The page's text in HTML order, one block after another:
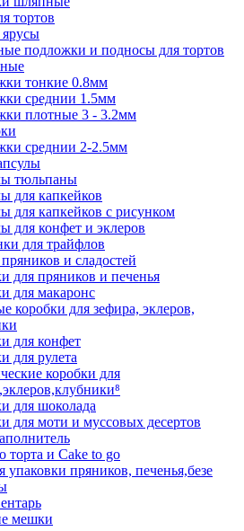
тортов
подложки и подносы для тортов
тонкие 0.8мм
среднии 1.5мм
плотные 3 - 3.2мм
среднии 2-2.5мм
тюльпаны
для капкейков
для капкейков с рисунком
для конфет и эклеров
для трайфлов
и сладостей
для пряников и печенья
для макаронс
коробки для зефира, эклеров,
для конфет
для рулета
коробки для
для шоколада
для моти и муссовых десертов
торта и Cake to go
упаковки пряников, печенья,безе
мешки